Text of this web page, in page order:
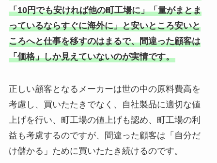
「10円でも安ければ他の町工場に」「量がまとま
っているならすぐに海外に」と安いところ安いと
ころへと仕事を移すのはまるで、間違った顧客は
「価格」しか見えていないのが実情です。
正しい顧客となるメーカーは世の中の原料費高を
考慮し、買いたたきでなく、自社製品に適切な値
上げを行い、町工場の値上げも認め、町工場の利
益も考慮するのですが、間違った顧客は「自分だ
け儲かる」ために買いたたき続けるのです。